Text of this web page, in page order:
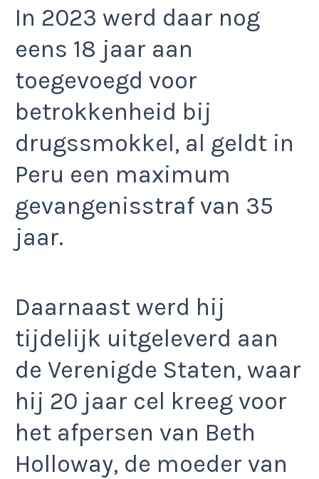
In 2023 werd daar nog
eens 18 jaar aan
toegevoegd voor
betrokkenheid bij
drugssmokkel, al geldt in
Peru een maximum
gevangenisstraf van 35
jaar.
Daarnaast werd hij
tijdelijk uitgeleverd aan
de Verenigde Staten, waar
hij 20 jaar cel kreeg voor
het afpersen van Beth
Holloway, de moeder van